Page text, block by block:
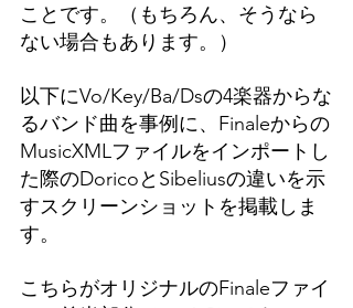
ことです。（もちろん、そうなら
ない場合もあります。）
以下にVo/Key/Ba/Dsの4楽器からな
るバンド曲を事例に、Finaleからの
MusicXMLファイルをインポートし
た際のDoricoとSibeliusの違いを示
すスクリーンショットを掲載しま
す。
こちらがオリジナルのFinaleファイ